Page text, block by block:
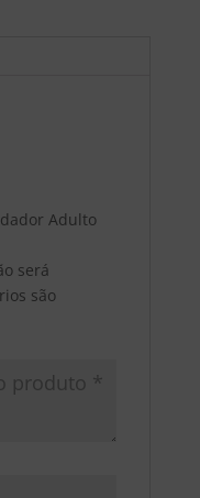
Adulto
será
são